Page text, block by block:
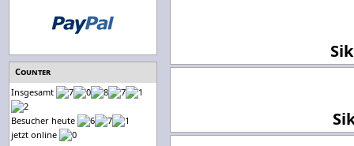
Counter
Insgesamt
Besucher heute
jetzt online